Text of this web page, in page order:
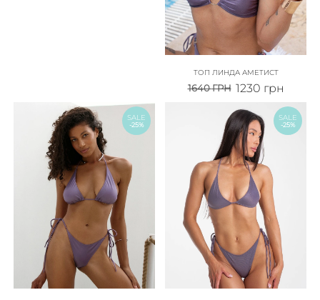
ТОП ЛИНДА АМЕТИСТ
1640ГРН 1230 грн
SALE
-25%
SALE
-25%